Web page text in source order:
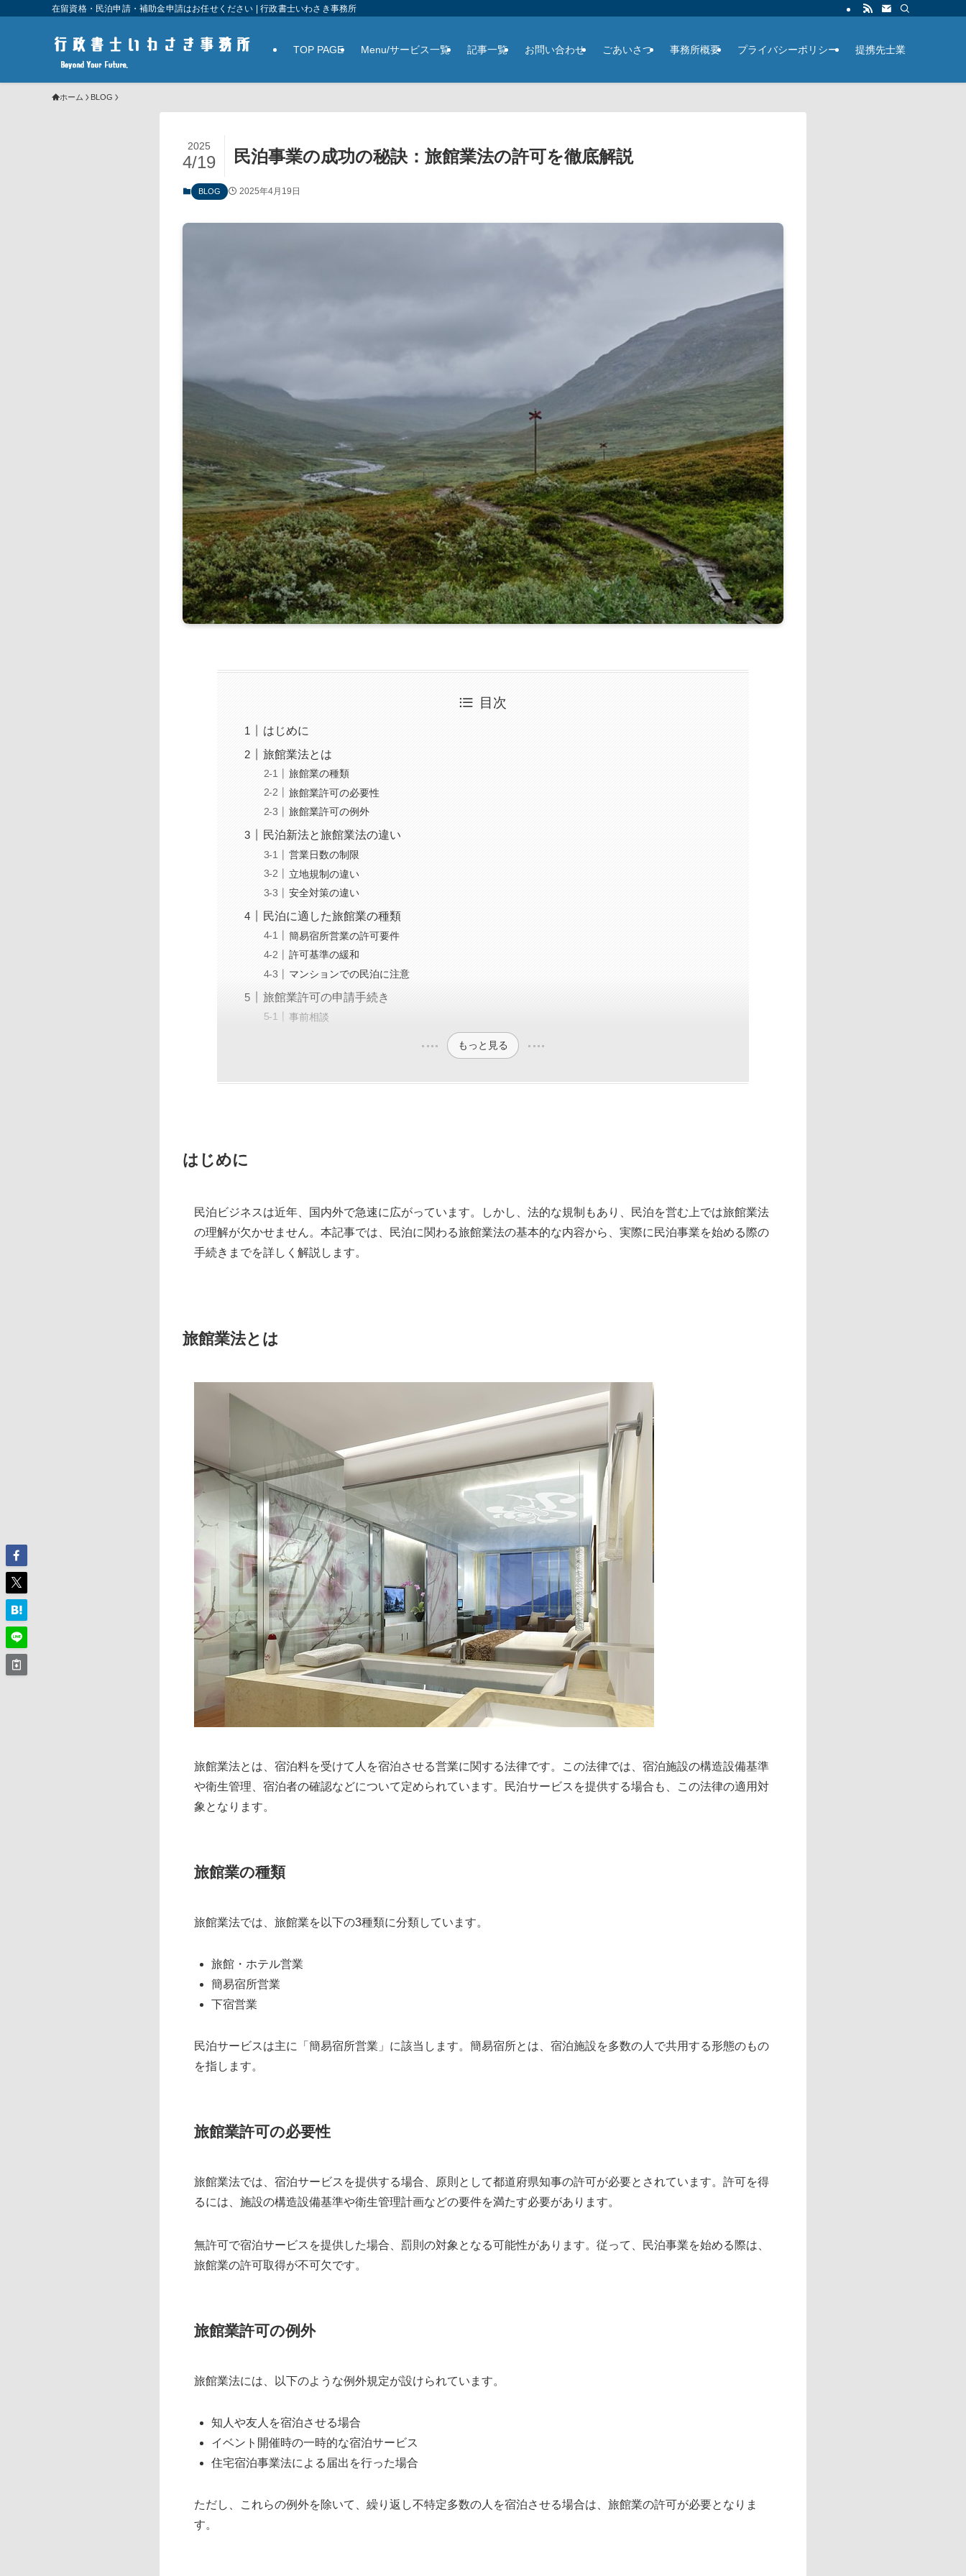
在留資格・民泊申請・補助金申請はお任せください | 行政書士いわさき事務所
TOP PAGE Menu/サービス一覧 記事一覧 お問い合わせ ごあいさつ 事務所概要 プライバシーポリシー 提携先士業
ホーム BLOG
民泊事業の成功の秘訣：旅館業法の許可を徹底解説
2025
4/19
BLOG 2025年4月19日
目次
はじめに
旅館業法とは
旅館業の種類
旅館業許可の必要性
旅館業許可の例外
民泊新法と旅館業法の違い
営業日数の制限
立地規制の違い
安全対策の違い
民泊に適した旅館業の種類
簡易宿所営業の許可要件
許可基準の緩和
マンションでの民泊に注意
旅館業許可の申請手続き
事前相談
もっと見る
はじめに
民泊ビジネスは近年、国内外で急速に広がっています。しかし、法的な規制もあり、民泊を営む上では旅館業法
の理解が欠かせません。本記事では、民泊に関わる旅館業法の基本的な内容から、実際に民泊事業を始める際の
手続きまでを詳しく解説します。
旅館業法とは
旅館業法とは、宿泊料を受けて人を宿泊させる営業に関する法律です。この法律では、宿泊施設の構造設備基準
や衛生管理、宿泊者の確認などについて定められています。民泊サービスを提供する場合も、この法律の適用対
象となります。
旅館業の種類
旅館業法では、旅館業を以下の3種類に分類しています。
旅館・ホテル営業
簡易宿所営業
下宿営業
民泊サービスは主に「簡易宿所営業」に該当します。簡易宿所とは、宿泊施設を多数の人で共用する形態のもの
を指します。
旅館業許可の必要性
旅館業法では、宿泊サービスを提供する場合、原則として都道府県知事の許可が必要とされています。許可を得
るには、施設の構造設備基準や衛生管理計画などの要件を満たす必要があります。
無許可で宿泊サービスを提供した場合、罰則の対象となる可能性があります。従って、民泊事業を始める際は、
旅館業の許可取得が不可欠です。
旅館業許可の例外
旅館業法には、以下のような例外規定が設けられています。
知人や友人を宿泊させる場合
イベント開催時の一時的な宿泊サービス
住宅宿泊事業法による届出を行った場合
ただし、これらの例外を除いて、繰り返し不特定多数の人を宿泊させる場合は、旅館業の許可が必要となりま
す。